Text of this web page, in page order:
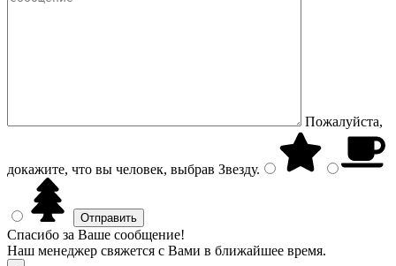
Пожалуйста,
докажите, что вы человек, выбрав Звезду.
Спасибо за Ваше сообщение!
Наш менеджер свяжется с Вами в ближайшее время.